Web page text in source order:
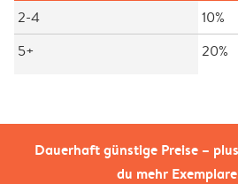
Dauerhaft günstige Preise –
du mehr
2-4
10%
5+
20%